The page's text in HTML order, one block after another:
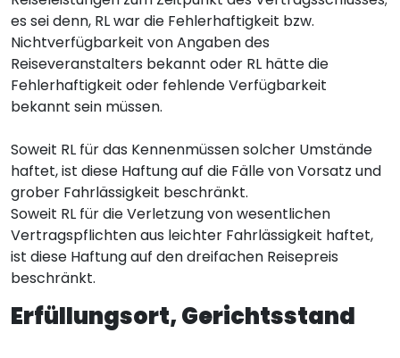
es sei denn, RL war die Fehlerhaftigkeit bzw.
Nichtverfügbarkeit von Angaben des
Reiseveranstalters bekannt oder RL hätte die
Fehlerhaftigkeit oder fehlende Verfügbarkeit
bekannt sein müssen.
Soweit RL für das Kennenmüssen solcher Umstände
haftet, ist diese Haftung auf die Fälle von Vorsatz und
grober Fahrlässigkeit beschränkt.
Soweit RL für die Verletzung von wesentlichen
Vertragspflichten aus leichter Fahrlässigkeit haftet,
ist diese Haftung auf den dreifachen Reisepreis
beschränkt.
Erfüllungsort, Gerichtsstand